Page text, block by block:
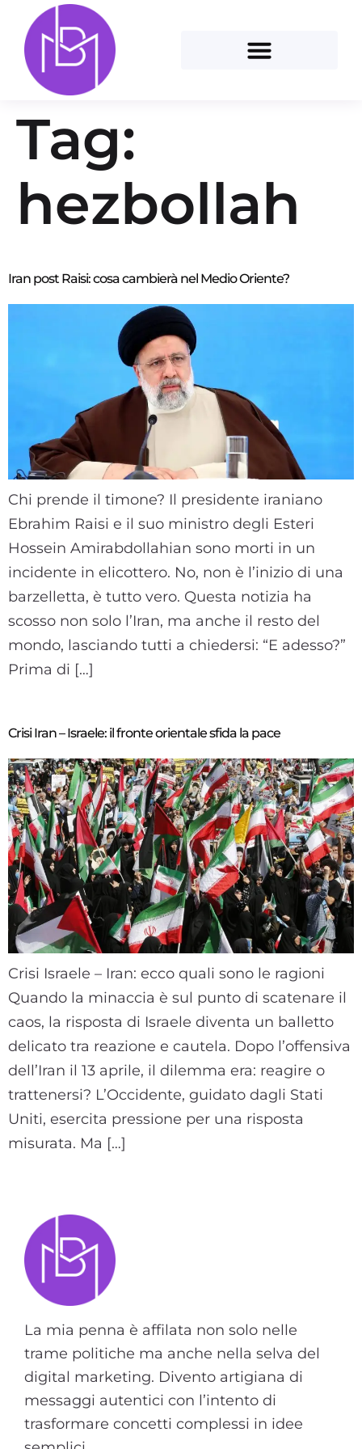
Tag:
hezbollah
Iran post Raisi: cosa cambierà nel Medio Oriente?
Chi prende il timone? Il presidente iraniano
Ebrahim Raisi e il suo ministro degli Esteri
Hossein Amirabdollahian sono morti in un
incidente in elicottero. No, non è l’inizio di una
barzelletta, è tutto vero. Questa notizia ha
scosso non solo l’Iran, ma anche il resto del
mondo, lasciando tutti a chiedersi: “E adesso?”
Prima di […]
Crisi Iran – Israele: il fronte orientale sfida la pace
Crisi Israele – Iran: ecco quali sono le ragioni
Quando la minaccia è sul punto di scatenare il
caos, la risposta di Israele diventa un balletto
delicato tra reazione e cautela. Dopo l’offensiva
dell’Iran il 13 aprile, il dilemma era: reagire o
trattenersi? L’Occidente, guidato dagli Stati
Uniti, esercita pressione per una risposta
misurata. Ma […]
La mia penna è affilata non solo nelle
trame politiche ma anche nella selva del
digital marketing. Divento artigiana di
messaggi autentici con l’intento di
trasformare concetti complessi in idee